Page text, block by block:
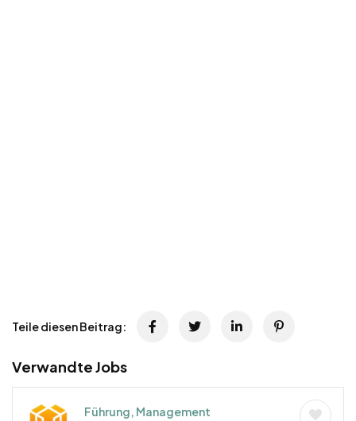
Teile diesen Beitrag:
Verwandte Jobs
Führung, Management